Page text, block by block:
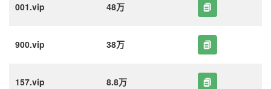
001.vip 48万
900.vip 38万
157.vip 8.8万